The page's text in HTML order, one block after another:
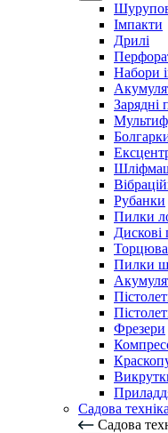
Імпакти
Дрилі
Набори
Зарядні
Рубанки
Пилки
Дискові
Пилки
Фрезери
Садова
Садова